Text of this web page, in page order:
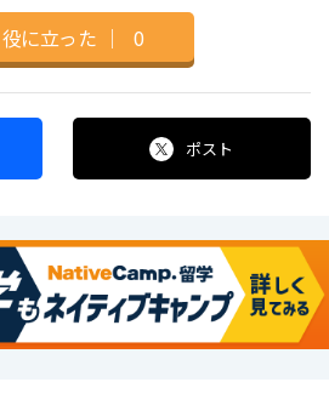
役に立った ｜ 0
ポスト